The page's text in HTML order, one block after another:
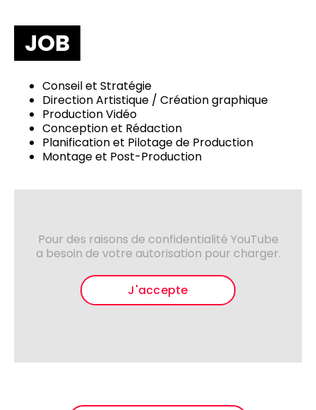
JOB
Conseil et Stratégie
Direction Artistique / Création graphique
Production Vidéo
Conception et Rédaction
Planification et Pilotage de Production
Montage et Post-Production
Pour des raisons de confidentialité YouTube
a besoin de votre autorisation pour charger.
J'accepte